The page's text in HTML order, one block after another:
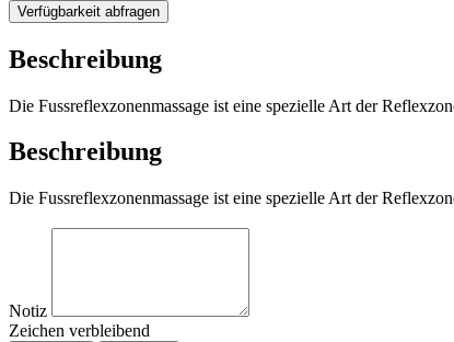
Verfügbarkeit abfragen
Beschreibung
Die Fussreflexzonenmassage ist eine spezielle Art der
Beschreibung
Die Fussreflexzonenmassage ist eine spezielle Art der
Notiz
Zeichen verbleibend